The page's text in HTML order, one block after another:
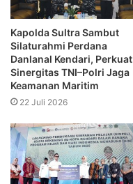
Kapolda Sultra Sambut
Silaturahmi Perdana
Danlanal Kendari, Perkuat
Sinergitas TNI–Polri Jaga
Keamanan Maritim
22 Juli 2026